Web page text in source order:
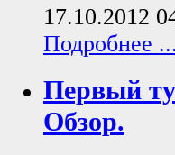
17.10.2012
Подробнее ...
Первый
Обзор.